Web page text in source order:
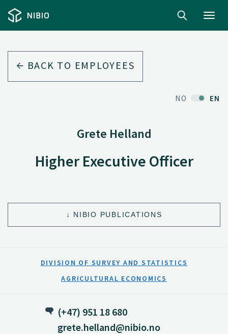
BACK TO EMPLOYEES
NO EN
Grete Helland
Higher Executive Officer
NIBIO PUBLICATIONS
DIVISION OF SURVEY AND STATISTICS
AGRICULTURAL ECONOMICS
(+47) 951 18 680
grete.helland@nibio.no